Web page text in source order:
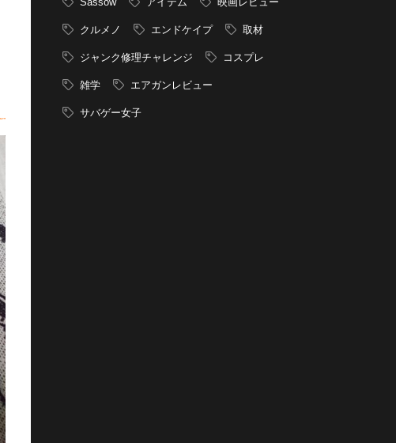
クルメノ エンドケイプ 取材
ジャンク修理チャレンジ コスプレ
雑学 エアガンレビュー
サバゲー女子